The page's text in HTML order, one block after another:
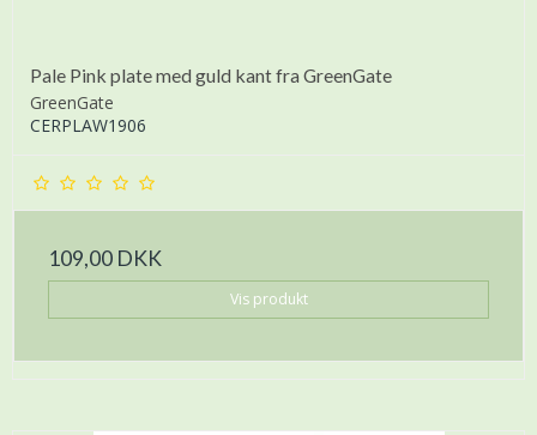
Pale Pink plate med guld kant fra GreenGate
GreenGate
CERPLAW1906
109,00 DKK
Vis produkt